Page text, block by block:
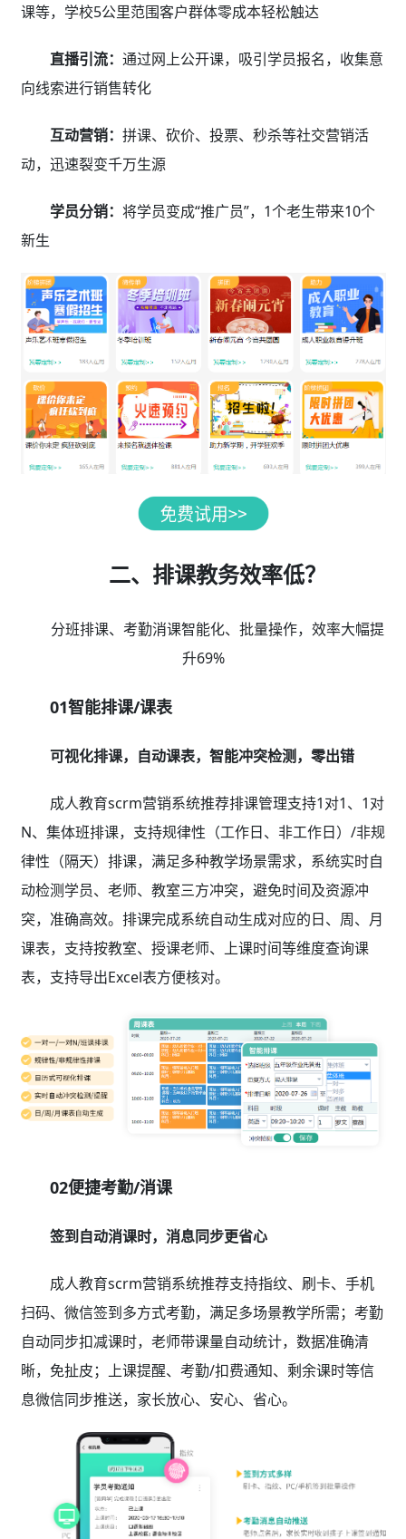
课等，学校5公里范围客户群体零成本轻松触达
直播引流： 通过网上公开课，吸引学员报名，收集意
向线索进行销售转化
互动营销： 拼课、砍价、投票、秒杀等社交营销活
动，迅速裂变千万生源
学员分销： 将学员变成“推广员”，1个老生带来10个
新生
二、排课教务效率低？
分班排课、考勤消课智能化、批量操作，效率大幅提
升69%
01智能排课/课表
可视化排课，自动课表，智能冲突检测，零出错
成人教育scrm营销系统推荐排课管理支持1对1、1对
N、集体班排课，支持规律性（工作日、非工作日）/非规
律性（隔天）排课，满足多种教学场景需求，系统实时自
动检测学员、老师、教室三方冲突，避免时间及资源冲
突，准确高效。排课完成系统自动生成对应的日、周、月
课表，支持按教室、授课老师、上课时间等维度查询课
表，支持导出Excel表方便核对。
02便捷考勤/消课
签到自动消课时，消息同步更省心
成人教育scrm营销系统推荐支持指纹、刷卡、手机
扫码、微信签到多方式考勤，满足多场景教学所需；考勤
自动同步扣减课时，老师带课量自动统计，数据准确清
晰，免扯皮；上课提醒、考勤/扣费通知、剩余课时等信
息微信同步推送，家长放心、安心、省心。